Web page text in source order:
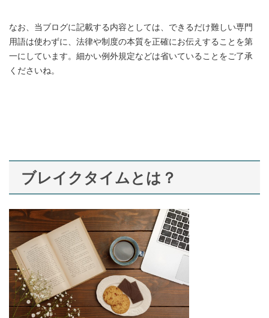
なお、当ブログに記載する内容としては、できるだけ難しい専門
用語は使わずに、法律や制度の本質を正確にお伝えすることを第
一にしています。細かい例外規定などは省いていることをご了承
くださいね。
ブレイクタイムとは？